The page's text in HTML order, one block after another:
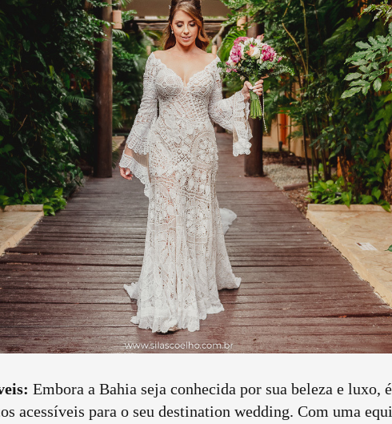
Embora a Bahia seja conhecida por sua beleza e luxo,
acessíveis para o seu destination wedding. Com uma